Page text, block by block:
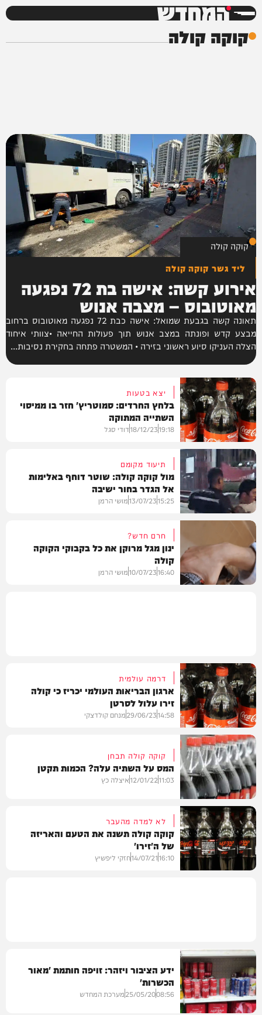
המחדש
קוקה קולה
קוקה קולה
ליד גשר קוקה קולה
אירוע קשה: אישה בת 72 נפגעה
מאוטובוס – מצבה אנוש
תאונה קשה בגבעת שמואל: אישה כבת 72 נפגעה מאוטובוס ברחוב
מבצע קדש ופונתה במצב אנוש תוך פעולות החייאה •צוותי איחוד
הצלה העניקו סיוע ראשוני בזירה • המשטרה פתחה בחקירת נסיבות...
חדשות
יצא בטעות
בלחץ החרדים: סמוטריץ' חזר בו ממיסוי
השתייה המתוקה
19:18
18/12/23דודי סגל
וידאו
תיעוד מקומם
מול קוקה קולה: שוטר דוחף באלימות
אל הגדר בחור ישיבה
15:25
13/07/23מושי הרמן
חרם חדש?
ינון מגל מרוקן את כל בקבוקי הקוקה
קולה
16:40
10/07/23מושי הרמן
בארץ
דרמה עולמית
ארגון הבריאות העולמי יכריז כי קולה
זירו עלול לסרטן
14:58
29/06/23מנחם קולדצקי
בריאות
קוקה קולה תבחן
המס על השתיה עלה? הכמות תקטן
11:03
12/01/22איצלה כץ
לא למדה מהעבר
קוקה קולה תשנה את הטעם והאריזה
של ה'זירו'
16:10
14/07/21חזקי ליפשיץ
ידע הציבור ויזהר: זויפה חותמת 'מאור
הכשרות'
08:56
25/05/20מערכת המחדש